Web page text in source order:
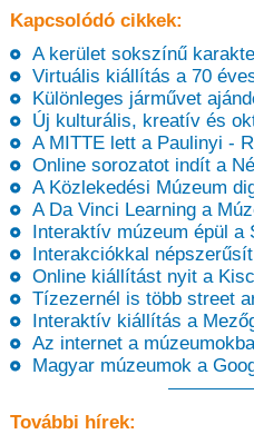
Kapcsolódó cikkek:
A kerület sokszínű
Virtuális kiállítás a 70
Különleges járművet
Új kulturális, kreatív és
A MITTE lett a Paulinyi -
Online sorozatot indít a
A Közlekedési Múzeum
A Da Vinci Learning a
Interaktív múzeum épül a
Interakciókkal
Online kiállítást nyit a
Tízezernél is több street
Interaktív kiállítás a
Az internet a
Magyar múzeumok a
További hírek: